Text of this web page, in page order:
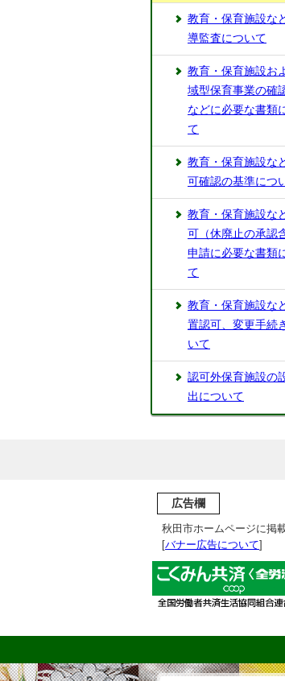
教育・保育施設な
導監査について
教育・保育施設お
域型保育事業の確
などに必要な書類
て
教育・保育施設な
可確認の基準につ
教育・保育施設な
可（休廃止の承認
申請に必要な書類
て
教育・保育施設な
置認可、変更手続
いて
認可外保育施設の
出について
広告欄
秋田市ホームページに掲
[バナー広告について]